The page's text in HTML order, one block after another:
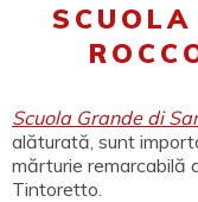
Scuola Grande di
alăturată, sunt
mărturie remarcabilă
Tintoretto.